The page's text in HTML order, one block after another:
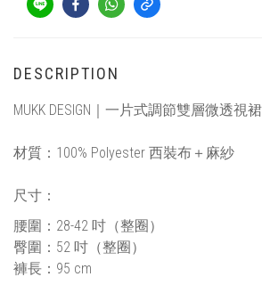
DESCRIPTION
MUKK DESIGN｜ 一片式調節雙層微透視裙
材質： 100% Polyester 西裝布＋麻紗
尺寸 ：
腰圍：28-42 吋 （整圈）
臀圍：52 吋 （整圈）
褲長：95 cm